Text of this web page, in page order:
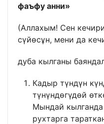
фаъфу анни»
(Аллахым! Сен
сүйөсұн, мени да
дуба кылганы
Кадыр түндүн
түнүндөгүдөй
Мындай кылганда
рухтарга